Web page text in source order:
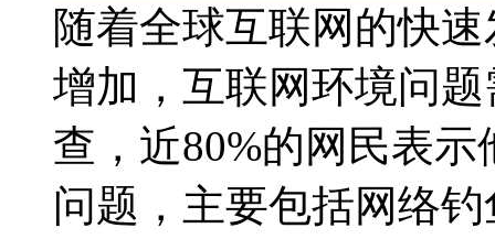
随着全球互联网的快
增加，互联网环境问
查，近80%的网民表
问题，主要包括网络